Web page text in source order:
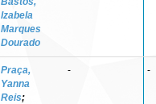
Izabela
Marques
Dourado
Praça,
Yanna
Reis;
- -